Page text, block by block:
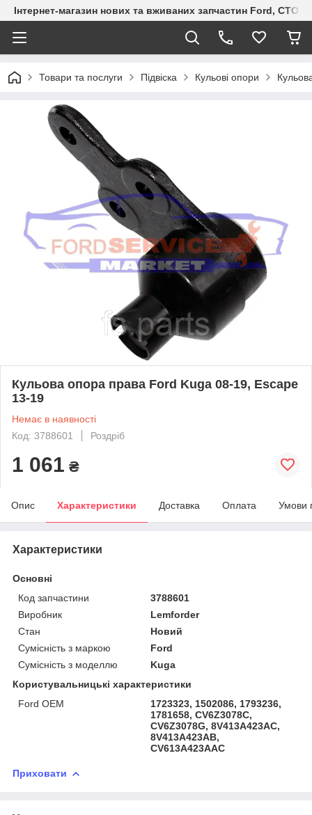
Інтернет-магазин нових та вживаних запчастин Ford, СТО
Товари та послуги Підвіска Кульові опори
Кульова опора права Ford Kuga 08-19, Escape
13-19
Немає в наявності
Код: 3788601
Роздріб
1 061 ₴
Опис Характеристики Доставка Оплата Умови
Характеристики
Основні
Код запчастини
3788601
Виробник
Lemforder
Стан
Новий
Сумісність з маркою
Ford
Сумісність з моделлю
Kuga
Користувальницькі характеристики
Ford OEM
1723323, 1502086, 1793236,
1781658, CV6Z3078C,
CV6Z3078G, 8V413A423AC,
8V413A423AB,
CV613A423AAC
Приховати